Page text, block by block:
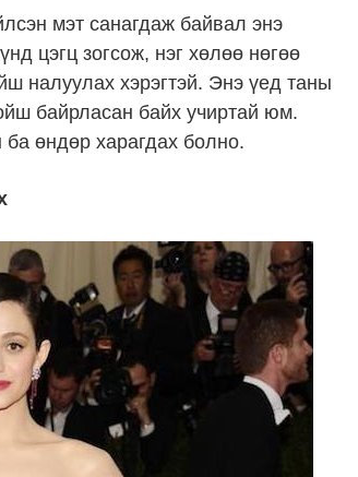
мэт санагдаж байвал энэ
цэгц зогсож, нэг хөлөө нөгөө
налуулах хэрэгтэй. Энэ үед таны
байрласан байх учиртай юм.
ба өндөр харагдах болно.